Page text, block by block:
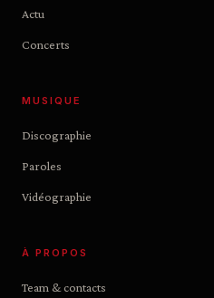
Actu
Concerts
MUSIQUE
Discographie
Paroles
Vidéographie
À PROPOS
Team & contacts